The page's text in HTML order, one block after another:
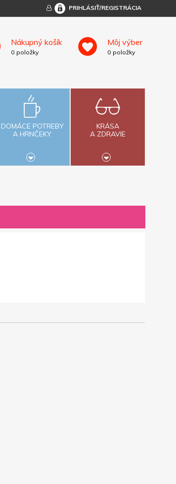
PRIHLÁSIŤ/REGISTRÁCIA
Nákupný košík
0 položky
Môj výber
0 položky
DOMÁCE POTREBY
A HRNČEKY
KRÁSA
A ZDRAVIE